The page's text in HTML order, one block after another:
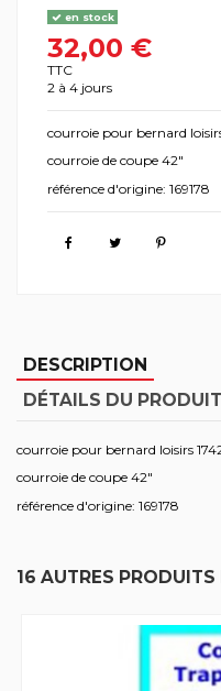
en stock
32,00 €
TTC
2 à 4 jours
courroie pour bernard
courroie de coupe 42"
référence d'origine: 169178
DESCRIPTION
DÉTAILS DU PRODUIT
courroie pour bernard loisirs
courroie de coupe 42"
référence d'origine: 169178
16 AUTRES